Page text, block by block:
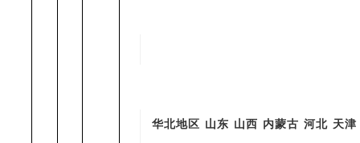
华北地区 山东 山西 内蒙古 河北 天津